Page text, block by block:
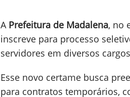
A Prefeitura de Madalena, no
inscreve para processo
servidores em diversos
Esse novo certame busca
para contratos temporários,